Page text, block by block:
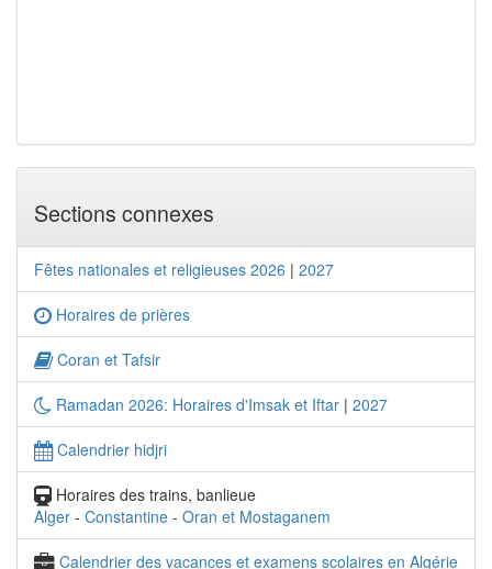
Sections connexes
Fêtes nationales et religieuses 2026 | 2027
Horaires de prières
Coran et Tafsir
Ramadan 2026: Horaires d'Imsak et Iftar | 2027
Calendrier hidjri
Horaires des trains, banlieue
Alger - Constantine - Oran et Mostaganem
Calendrier des vacances et examens scolaires en Algérie